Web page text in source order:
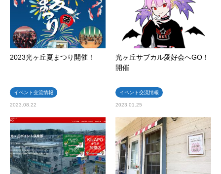
2023光ヶ丘夏まつり開催！
イベント交流情報
2023.08.22
光ヶ丘サブカル愛好会へGO！
開催
イベント交流情報
2023.01.25